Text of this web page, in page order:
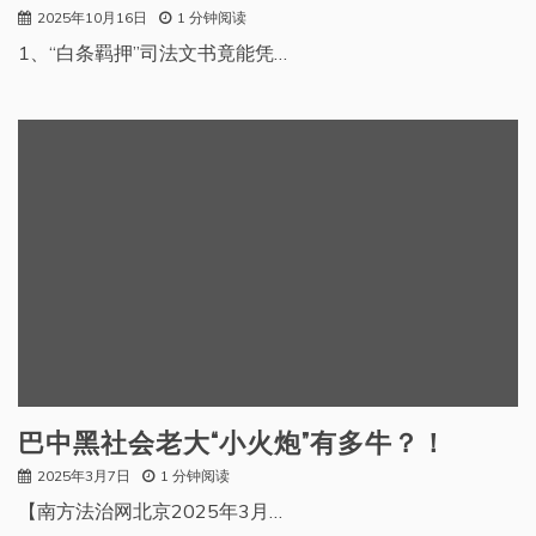
2025年10月16日 1 分钟阅读
1、“白条羁押”司法文书竟能凭…
巴中黑社会老大“小火炮”有多牛？！
2025年3月7日 1 分钟阅读
【南方法治网北京2025年3月…